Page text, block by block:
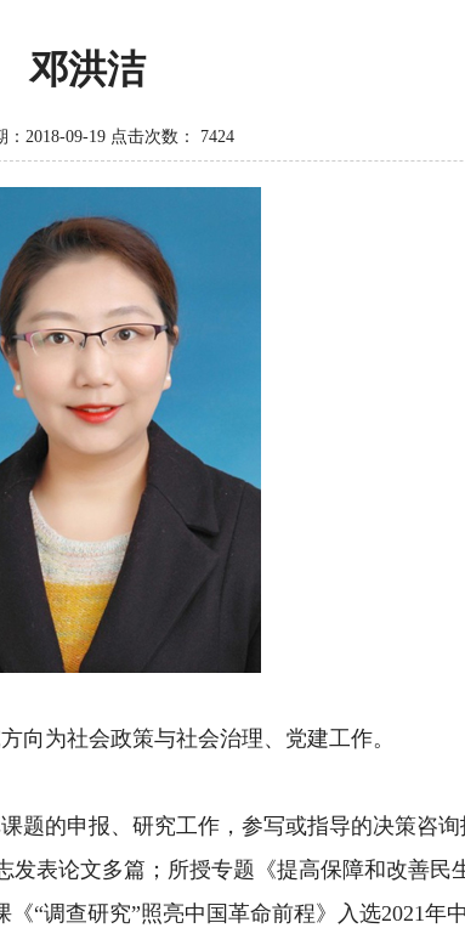
邓洪洁
：2018-09-19 点击次数： 7424
向为社会政策与社会治理、党建工作。
题的申报、研究工作，参写或指导的决策咨询
发表论文多篇；所授专题 《提高保障和改善民
《“调查研究”照亮中国革命前程》入选2021年